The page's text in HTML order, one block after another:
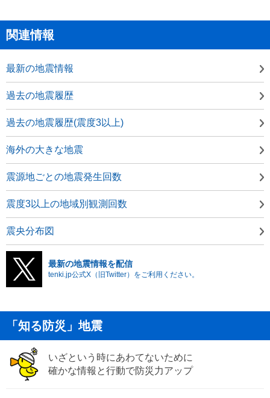
関連情報
最新の地震情報
過去の地震履歴
過去の地震履歴(震度3以上)
海外の大きな地震
震源地ごとの地震発生回数
震度3以上の地域別観測回数
震央分布図
最新の地震情報を配信
tenki.jp公式X（旧Twitter）をご利用ください。
「知る防災」地震
いざという時にあわてないために
確かな情報と行動で防災力アップ